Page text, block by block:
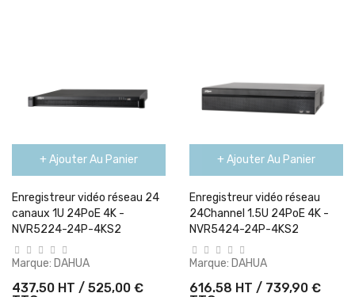
+ Ajouter Au Panier
Enregistreur vidéo réseau 24
canaux 1U 24PoE 4K -
NVR5224-24P-4KS2
Marque: DAHUA
437.50 HT / 525,00 €
+ Ajouter Au Panier
Enregistreur vidéo réseau
24Channel 1.5U 24PoE 4K -
NVR5424-24P-4KS2
Marque: DAHUA
616.58 HT / 739,90 €